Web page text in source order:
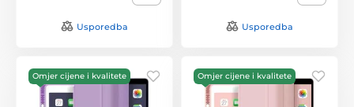
Usporedba Usporedba
Omjer cijene i kvalitete Omjer cijene i kvalitete